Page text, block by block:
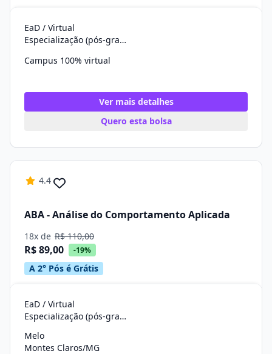
EaD / Virtual
Especialização (pós-graduação)
Campus 100% virtual
Ver mais detalhes
Quero esta bolsa
4.4
ABA - Análise do Comportamento Aplicada
18x de R$ 110,00
R$ 89,00 -19%
A 2° Pós é Grátis
EaD / Virtual
Especialização (pós-graduação)
Melo
Montes Claros/MG